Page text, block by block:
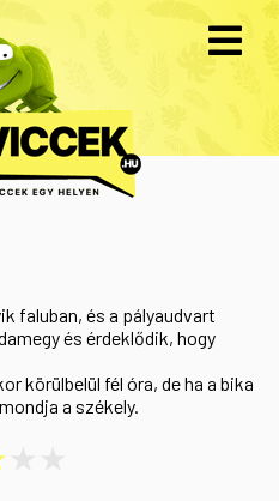
faluban, és a pályaudvart
és érdeklődik, hogy
körülbelül fél óra, de ha a bika
a székely.